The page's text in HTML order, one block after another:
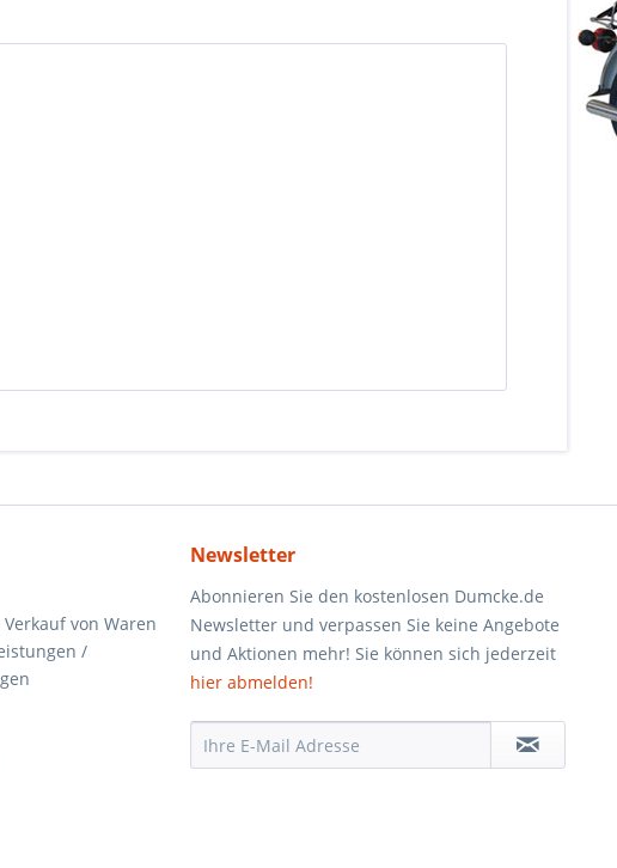
von Waren
/
Newsletter
Abonnieren Sie den kostenlosen Dumcke.de
Newsletter und verpassen Sie keine Angebote
und Aktionen mehr! Sie können sich jederzeit
hier abmelden!